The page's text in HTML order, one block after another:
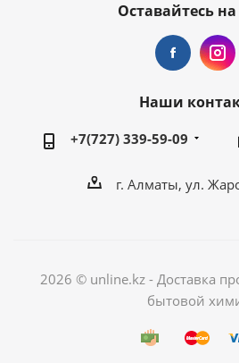
Оставайтесь на
Наши
+7(727) 339-59-09
г. Алматы, ул.
2026 © unline.kz - Доставка
бытовой